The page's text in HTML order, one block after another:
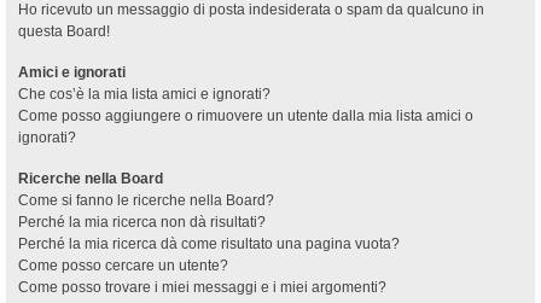
Ho ricevuto un messaggio di posta indesiderata o spam da qualcuno in
questa Board!
Amici e ignorati
Che cos’è la mia lista amici e ignorati?
Come posso aggiungere o rimuovere un utente dalla mia lista amici o
ignorati?
Ricerche nella Board
Come si fanno le ricerche nella Board?
Perché la mia ricerca non dà risultati?
Perché la mia ricerca dà come risultato una pagina vuota?
Come posso cercare un utente?
Come posso trovare i miei messaggi e i miei argomenti?